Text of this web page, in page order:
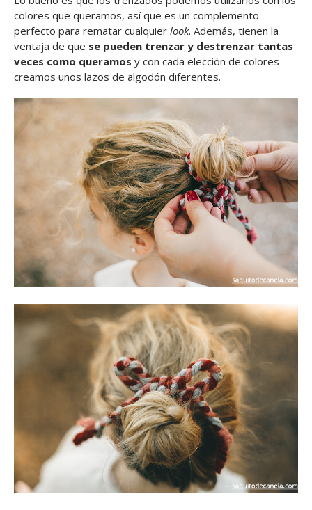
colores que queramos, así que es un complemento
perfecto para rematar cualquier look. Además, tienen la
ventaja de que se pueden trenzar y destrenzar tantas
veces como queramos y con cada elección de colores
creamos unos lazos de algodón diferentes.